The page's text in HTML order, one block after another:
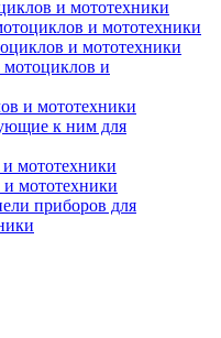
и мототехники
и мототехники
и мототехники
мотоциклов и
и мототехники
к ним для
мототехники
мототехники
приборов для